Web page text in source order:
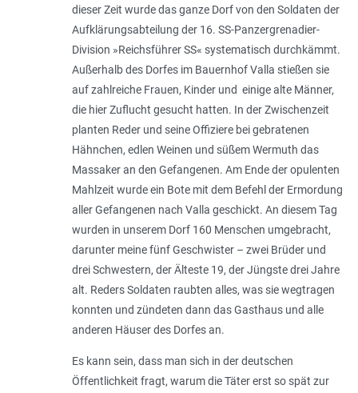
dieser Zeit wurde das ganze Dorf von den Soldaten der
Aufklärungsabteilung der 16. SS-Panzergrenadier-
Division »Reichsführer SS« systematisch durchkämmt.
Außerhalb des Dorfes im Bauernhof Valla stießen sie
auf zahlreiche Frauen, Kinder und einige alte Männer,
die hier Zuflucht gesucht hatten. In der Zwischenzeit
planten Reder und seine Offiziere bei gebratenen
Hähnchen, edlen Weinen und süßem Wermuth das
Massaker an den Gefangenen. Am Ende der opulenten
Mahlzeit wurde ein Bote mit dem Befehl der Ermordung
aller Gefangenen nach Valla geschickt. An diesem Tag
wurden in unserem Dorf 160 Menschen umgebracht,
darunter meine fünf Geschwister – zwei Brüder und
drei Schwestern, der Älteste 19, der Jüngste drei Jahre
alt. Reders Soldaten raubten alles, was sie wegtragen
konnten und zündeten dann das Gasthaus und alle
anderen Häuser des Dorfes an.
Es kann sein, dass man sich in der deutschen
Öffentlichkeit fragt, warum die Täter erst so spät zur